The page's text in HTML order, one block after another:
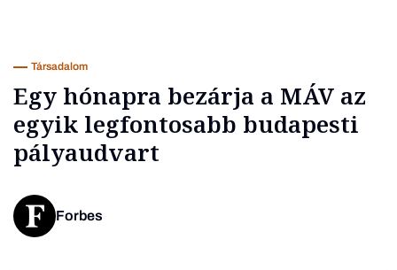
Üzlet
Társadalom
Egy hónapra bezárja a MÁV az
egyik legfontosabb budapesti
pályaudvart
Forbes